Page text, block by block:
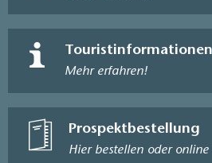
Touristinformationen
Mehr erfahren!
Prospektbestellung
Hier bestellen oder online